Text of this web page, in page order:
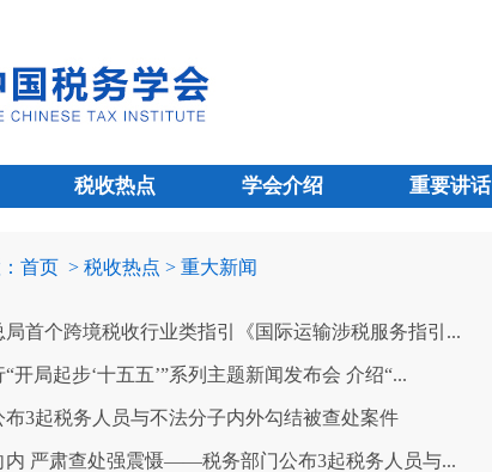
税收热点 学会介绍 重要讲话
首页 > 税收热点 > 重大新闻
局首个跨境税收行业类指引《国际运输涉税服务指引...
开局起步‘十五五’”系列主题新闻发布会 介绍“...
布3起税务人员与不法分子内外勾结被查处案件
内 严肃查处强震慑——税务部门公布3起税务人员与...